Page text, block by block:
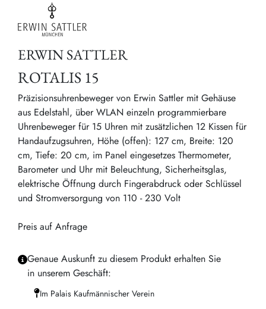
ERWIN SATTLER
ROTALIS 15
Präzisionsuhrenbeweger von Erwin Sattler mit Gehäuse
aus Edelstahl, über WLAN einzeln programmierbare
Uhrenbeweger für 15 Uhren mit zusätzlichen 12 Kissen für
Handaufzugsuhren, Höhe (offen): 127 cm, Breite: 120
cm, Tiefe: 20 cm, im Panel eingesetzes Thermometer,
Barometer und Uhr mit Beleuchtung, Sicherheitsglas,
elektrische Öffnung durch Fingerabdruck oder Schlüssel
und Stromversorgung von 110 - 230 Volt
Preis auf Anfrage
Genaue Auskunft zu diesem Produkt erhalten Sie
in unserem Geschäft:
Im Palais Kaufmännischer Verein